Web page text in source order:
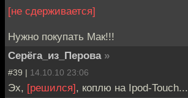
[не сдерживается]
Нужно покупать Мак!!!
Серёга_из_Перова »
#39 | 14.10.10 23:06
Эх, [решился], коплю на Ipod-Touch...